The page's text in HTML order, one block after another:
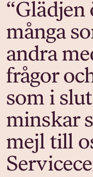
“Glädjen
många
andra
frågor
som i
minskar
mejl till